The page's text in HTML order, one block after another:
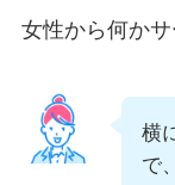
女性から何かサ
横
で